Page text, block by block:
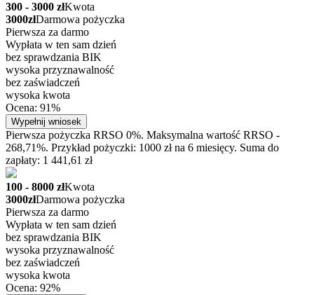
300 - 3000 złKwota
3000złDarmowa pożyczka
Pierwsza za darmo
Wypłata w ten sam dzień
bez sprawdzania BIK
wysoka przyznawalność
bez zaświadczeń
wysoka kwota
Ocena: 91%
Wypełnij wniosek
Pierwsza pożyczka RRSO 0%. Maksymalna wartość RRSO -
268,71%. Przykład pożyczki: 1000 zł na 6 miesięcy. Suma do
zapłaty: 1 441,61 zł
100 - 8000 złKwota
3000złDarmowa pożyczka
Pierwsza za darmo
Wypłata w ten sam dzień
bez sprawdzania BIK
wysoka przyznawalność
bez zaświadczeń
wysoka kwota
Ocena: 92%